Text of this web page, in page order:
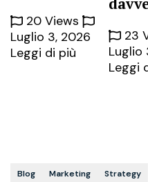
20 Views
Luglio 3, 2026
Leggi di più
23
Luglio
Leggi
Blog Marketing Strategy